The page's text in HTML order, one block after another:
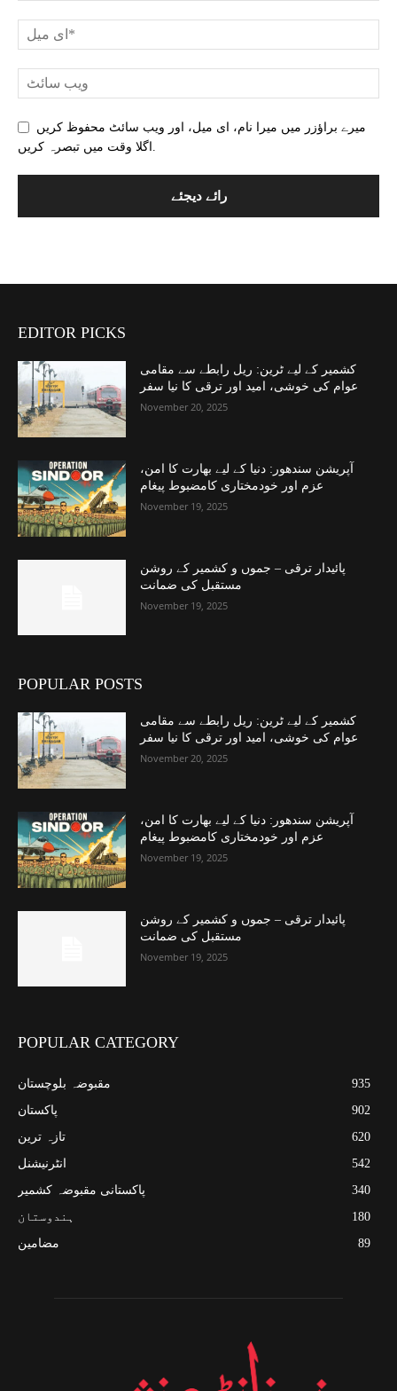
میرے براؤزر میں میرا نام، ای میل، اور ویب سائٹ محفوظ کریں
اگلا وقت میں تبصرہ کریں.
EDITOR PICKS
کشمیر کے لیے ٹرین: ریل رابطے سے مقامی
عوام کی خوشی، امید اور ترقی کا نیا سفر
November 20, 2025
آپریشن سندھور: دنیا کے لیے بھارت کا امن،
عزم اور خودمختاری کامضبوط پیغام
November 19, 2025
پائیدار ترقی – جموں و کشمیر کے روشن
مستقبل کی ضمانت
November 19, 2025
POPULAR POSTS
کشمیر کے لیے ٹرین: ریل رابطے سے مقامی
عوام کی خوشی، امید اور ترقی کا نیا سفر
November 20, 2025
آپریشن سندھور: دنیا کے لیے بھارت کا امن،
عزم اور خودمختاری کامضبوط پیغام
November 19, 2025
پائیدار ترقی – جموں و کشمیر کے روشن
مستقبل کی ضمانت
November 19, 2025
POPULAR CATEGORY
مقبوضہ بلوچستان
935
پاکستان
902
تازہ ترین
620
انٹرنیشنل
542
پاکستانی مقبوضہ کشمیر
340
ہندوستان
180
مضامین
89